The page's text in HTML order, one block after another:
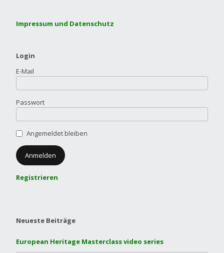
Impressum und Datenschutz
Login
E-Mail
Passwort
Angemeldet bleiben
Registrieren
Neueste Beiträge
European Heritage Masterclass video series